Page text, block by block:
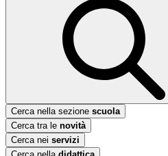
Cerca nella sezione scuola
Cerca tra le novità
Cerca nei servizi